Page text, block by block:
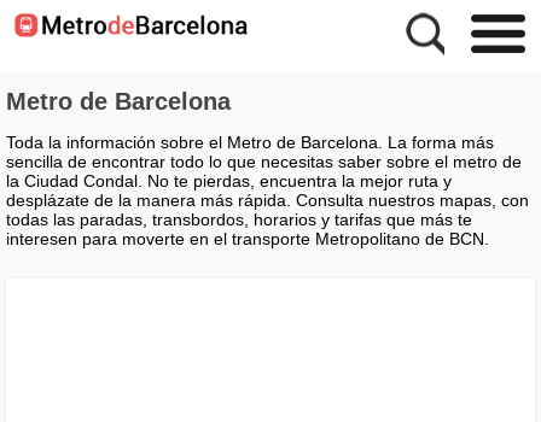
Metro de Barcelona
Toda la información sobre el Metro de Barcelona. La forma más
sencilla de encontrar todo lo que necesitas saber sobre el metro de
la Ciudad Condal. No te pierdas, encuentra la mejor ruta y
desplázate de la manera más rápida. Consulta nuestros mapas, con
todas las paradas, transbordos, horarios y tarifas que más te
interesen para moverte en el transporte Metropolitano de BCN.